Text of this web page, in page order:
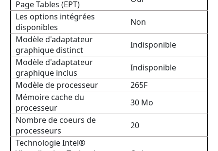
Page Tables (EPT)
Les options intégrées
disponibles
Non
Modèle d'adaptateur
graphique distinct
Indisponible
Modèle d'adaptateur
graphique inclus
Indisponible
Modèle de processeur
265F
Mémoire cache du
processeur
30 Mo
Nombre de coeurs de
processeurs
20
Technologie Intel®